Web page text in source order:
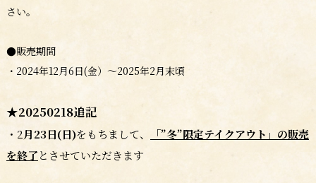
さい。
●販売期間
・2024年12月6日(金）～2025年2月末頃
★20250218追記
・2月23日(日)をもちまして、
「”冬”限定テイクアウト」の販売
を終了とさせていただきます